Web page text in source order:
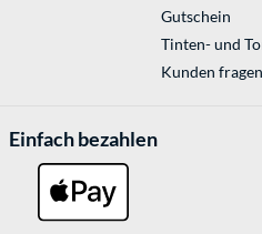
Gutschein
Tinten- und
Kunden
Einfach bezahlen